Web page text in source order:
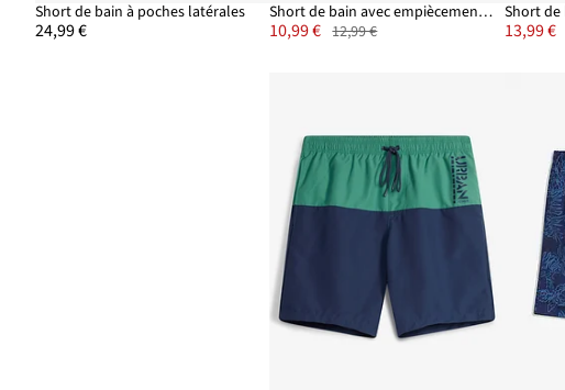
Short de bain à poches latérales
24,99 €
Short de bain avec empiècements imprimés
10,99 € 12,99 € 13,99 €